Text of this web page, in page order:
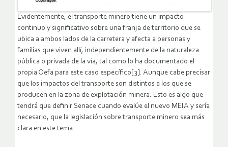
Evidentemente, el transporte minero tiene un impacto
continuo y significativo sobre una franja de territorio que se
ubica a ambos lados de la carretera y afecta a personas y
familias que viven allí, independientemente de la naturaleza
pública o privada de la vía, tal como lo ha documentado el
propia Oefa para este caso específico[3]. Aunque cabe precisar
que los impactos del transporte son distintos a los que se
producen en la zona de explotación minera. Esto es algo que
tendrá que definir Senace cuando evalúe el nuevo MEIA y sería
necesario, que la legislación sobre transporte minero sea más
clara en este tema.